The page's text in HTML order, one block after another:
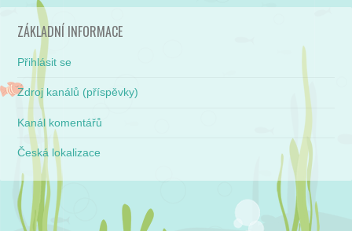
ZÁKLADNÍ INFORMACE
Přihlásit se
Zdroj kanálů (příspěvky)
Kanál komentářů
Česká lokalizace